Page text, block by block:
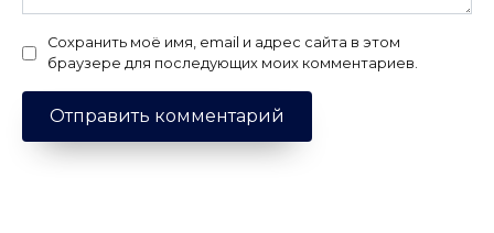
Сохранить моё имя, email и адрес сайта в этом
браузере для последующих моих комментариев.